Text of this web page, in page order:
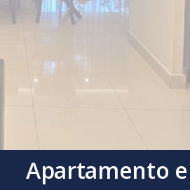
Apartamento